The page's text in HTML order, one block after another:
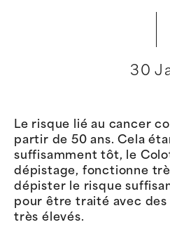
30
Le risque lié au cancer
partir de 50 ans. Cela
suffisamment tôt, le
dépistage, fonctionne
dépister le risque
pour être traité avec des
très élevés.